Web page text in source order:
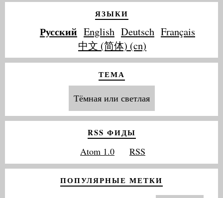
ЯЗЫКИ
Русский English Deutsch Français
中文 (简体) (cn)
ТЕМА
Тёмная или светлая
RSS ФИДЫ
Atom 1.0 RSS
ПОПУЛЯРНЫЕ МЕТКИ